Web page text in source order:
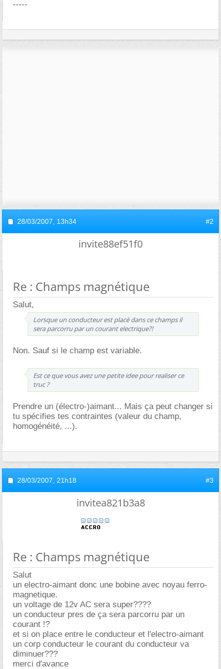
-----
28/03/2007, 13h34 #2
invite88ef51f0
Re : Champs magnétique
Salut,
Lorsque un conducteur est placé dans ce champs il
sera parcorru par un courant electrique?!
Non. Sauf si le champ est variable.
Est ce que vous avez une petite idee pour realiser ce
truc ?
Prendre un (électro-)aimant... Mais ça peut changer si
tu spécifies tes contraintes (valeur du champ,
homogénéité, ...).
28/03/2007, 21h18 #3
invitea821b3a8
Re : Champs magnétique
Salut
un electro-aimant donc une bobine avec noyau ferro-
magnetique.
un voltage de 12v AC sera super????
un conducteur pres de ça sera parcorru par un
courant !?
et si on place entre le conducteur et l'electro-aimant
un corp conducteur le courant du conducteur va
diminuer???
merci d'avance